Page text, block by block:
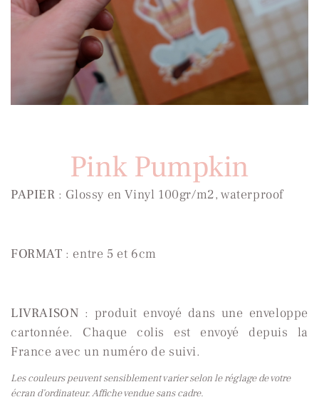
Pink Pumpkin
PAPIER : Glossy en Vinyl 100gr/m2, waterproof
FORMAT : entre 5 et 6cm
LIVRAISON : produit envoyé dans une enveloppe
cartonnée. Chaque colis est envoyé depuis la
France avec un numéro de suivi.
Les couleurs peuvent sensiblement varier selon le réglage de votre
écran d’ordinateur. Affiche vendue sans cadre.